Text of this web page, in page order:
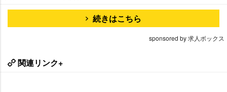
続きはこちら
sponsored by 求人ボックス
関連リンク+